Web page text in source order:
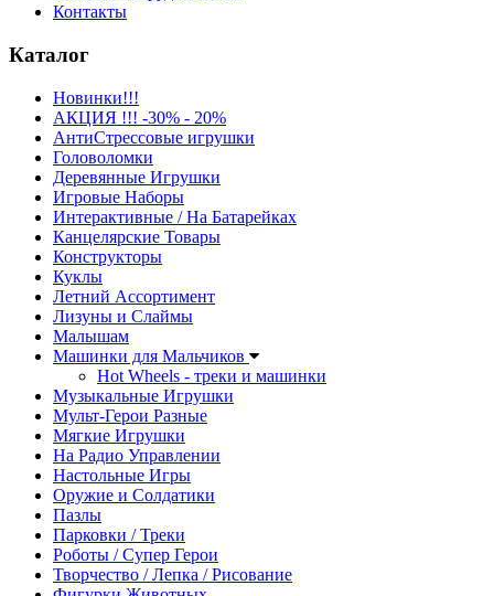
Контакты
Каталог
Новинки!!!
АКЦИЯ !!! -30% - 20%
АнтиСтрессовые игрушки
Головоломки
Деревянные Игрушки
Игровые Наборы
Интерактивные / На Батарейках
Канцелярские Товары
Конструкторы
Куклы
Летний Ассортимент
Лизуны и Слаймы
Малышам
Машинки для Мальчиков
Hot Wheels - треки и машинки
Музыкальные Игрушки
Мульт-Герои Разные
Мягкие Игрушки
На Радио Управлении
Настольные Игры
Оружие и Солдатики
Пазлы
Парковки / Треки
Роботы / Супер Герои
Творчество / Лепка / Рисование